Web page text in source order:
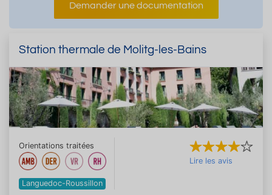
Demander une documentation
Station thermale de Molitg-les-Bains
Orientations traitées
Languedoc-Roussillon
Lire les avis